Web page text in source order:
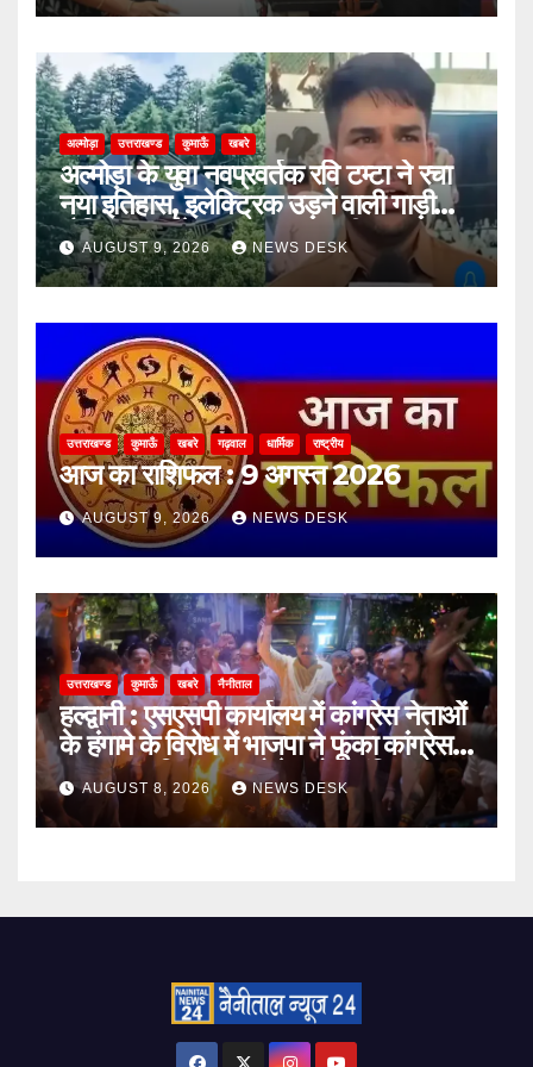
अल्मोड़ा उत्तराखण्ड कुमाऊँ खबरे
अल्मोड़ा के युवा नवप्रवर्तक रवि टम्टा ने रचा
नया इतिहास, इलेक्ट्रिक उड़ने वाली गाड़ी
‘हैपिडा स्काईनेक्स’ का सफल परीक्षण
AUGUST 9, 2026 NEWS DESK
उत्तराखण्ड कुमाऊँ खबरे गढ़वाल धार्मिक राष्ट्रीय
आज का राशिफल : 9 अगस्त 2026
AUGUST 9, 2026 NEWS DESK
उत्तराखण्ड कुमाऊँ खबरे नैनीताल
हल्द्वानी : एसएसपी कार्यालय में कांग्रेस नेताओं
के हंगामे के विरोध में भाजपा ने फूंका कांग्रेस
का पुतला, जिलाध्यक्ष बोले- लोकतांत्रिक
मर्यादाओं का हुआ उल्लंघन
AUGUST 8, 2026 NEWS DESK